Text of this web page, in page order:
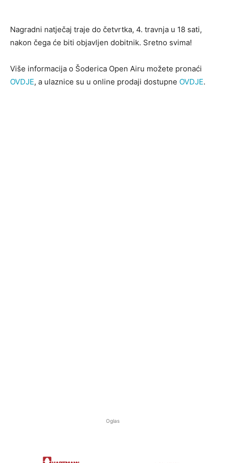
Nagradni natječaj traje do četvrtka, 4. travnja u 18 sati,
nakon čega će biti objavljen dobitnik. Sretno svima!
Više informacija o Šoderica Open Airu možete pronaći
OVDJE, a ulaznice su u online prodaji dostupne OVDJE.
Oglas